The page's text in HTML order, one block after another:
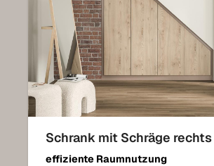
Schrank mit Schräge rechts
effiziente Raumnutzung